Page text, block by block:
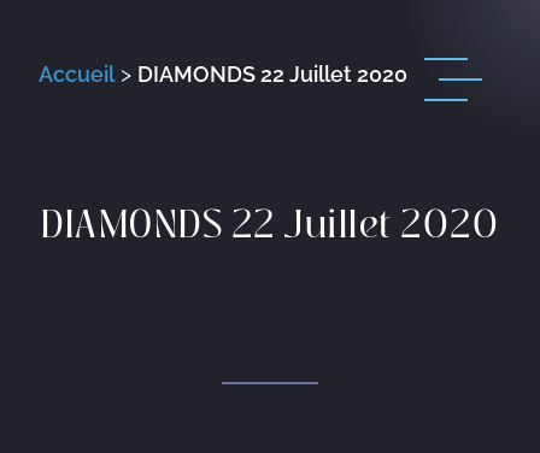
Accueil> DIAMONDS 22 Juillet 2020
DIAMONDS 22 Juillet 2020